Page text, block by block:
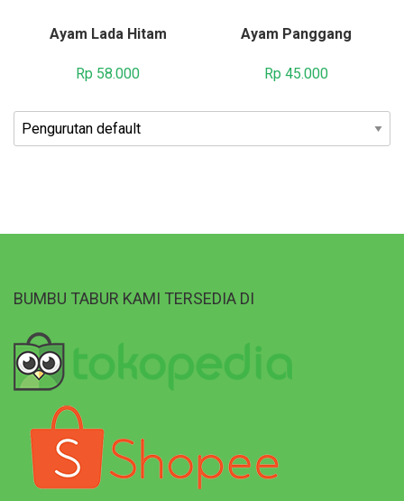
Ayam Lada Hitam
Rp 58.000
Ayam Panggang
Rp 45.000
BUMBU TABUR KAMI TERSEDIA DI